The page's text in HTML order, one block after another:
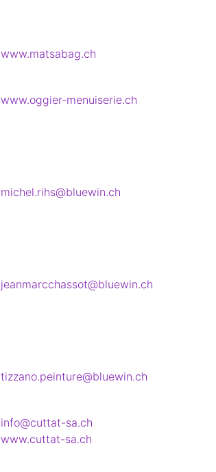
www.matsabag.ch
www.oggier-menuiserie.ch
michel.rihs@bluewin.ch
jeanmarcchassot@bluewin.ch
tizzano.peinture@bluewin.ch
info@cuttat-sa.ch
www.cuttat-sa.ch